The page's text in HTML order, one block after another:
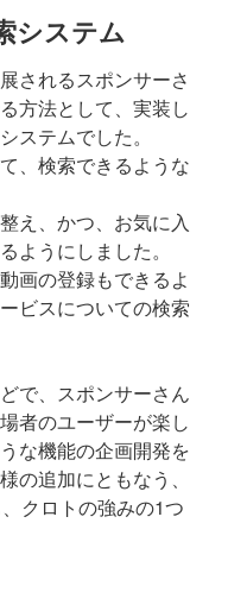
システム
されるスポンサーさ
方法として、実装し
ステムでした。
、検索できるような
え、かつ、お気に入
ようにしました。
画の登録もできるよ
ビスについての検索
で、スポンサーさん
者のユーザーが楽し
な機能の企画開発を
の追加にともなう、
クロトの強みの1つ